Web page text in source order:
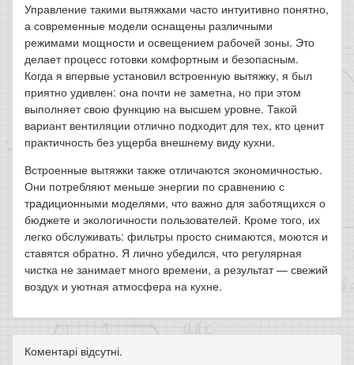
Управление такими вытяжками часто интуитивно понятно,
а современные модели оснащены различными
режимами мощности и освещением рабочей зоны. Это
делает процесс готовки комфортным и безопасным.
Когда я впервые установил встроенную вытяжку, я был
приятно удивлен: она почти не заметна, но при этом
выполняет свою функцию на высшем уровне. Такой
вариант вентиляции отлично подходит для тех, кто ценит
практичность без ущерба внешнему виду кухни.
Встроенные вытяжки также отличаются экономичностью.
Они потребляют меньше энергии по сравнению с
традиционными моделями, что важно для заботящихся о
бюджете и экологичности пользователей. Кроме того, их
легко обслуживать: фильтры просто снимаются, моются и
ставятся обратно. Я лично убедился, что регулярная
чистка не занимает много времени, а результат — свежий
воздух и уютная атмосфера на кухне.
Коментарі відсутні.